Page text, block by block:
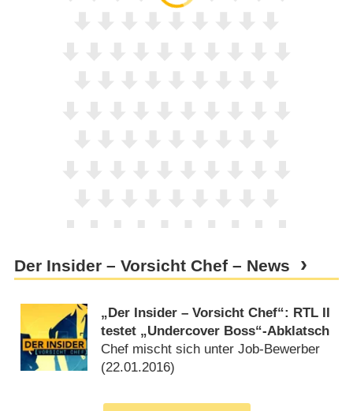
Der Insider – Vorsicht Chef – News
„Der Insider – Vorsicht Chef“: RTL II
testet „Undercover Boss“-Abklatsch
Chef mischt sich unter Job-Bewerber
(22.01.2016)